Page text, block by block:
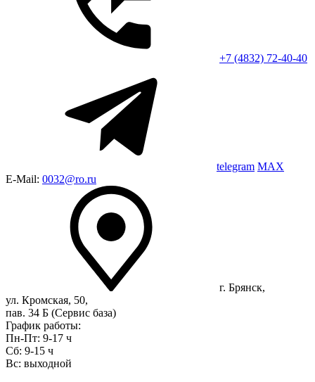
+7 (4832) 72-40-40
telegram MAX
E-Mail: 0032@ro.ru
г. Брянск,
ул. Кромская, 50,
пав. 34 Б (Сервис база)
График работы:
Пн-Пт: 9-17 ч
Сб: 9-15 ч
Вс: выходной